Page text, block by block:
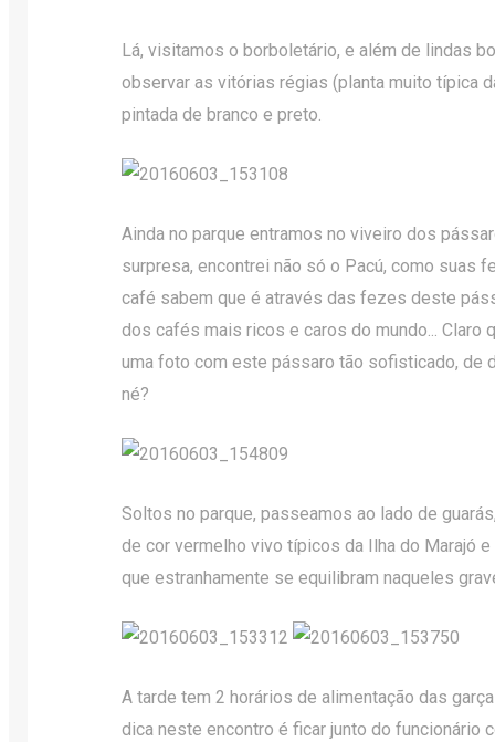
Lá, visitamos o borboletário, e além de lindas
observar as vitórias régias (planta muito típica
pintada de branco e preto.
Ainda no parque entramos no viveiro dos
surpresa, encontrei não só o Pacú, como suas
café sabem que é através das fezes deste
dos cafés mais ricos e caros do mundo... Claro
uma foto com este pássaro tão sofisticado, de
né?
Soltos no parque, passeamos ao lado de
de cor vermelho vivo típicos da Ilha do Marajó
que estranhamente se equilibram naqueles
A tarde tem 2 horários de alimentação das
dica neste encontro é ficar junto do funcionário